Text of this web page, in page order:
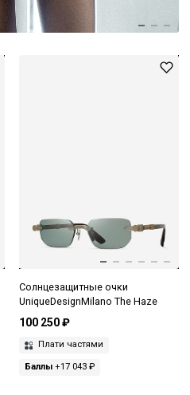
Солнцезащитные очки
UniqueDesignMilano The Haze
100 250 ₽
Плати частями
Баллы+17 043 ₽